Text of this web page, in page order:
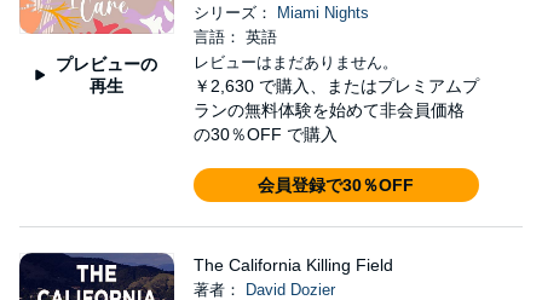
プレビューの
再生
シリーズ：
Miami Nights
言語： 英語
レビューはまだありません。
￥2,630 で購入、またはプレミアムプ
ランの無料体験を始めて非会員価格
の30％OFF で購入
会員登録で30％OFF
The California Killing Field
著者：
David Dozier